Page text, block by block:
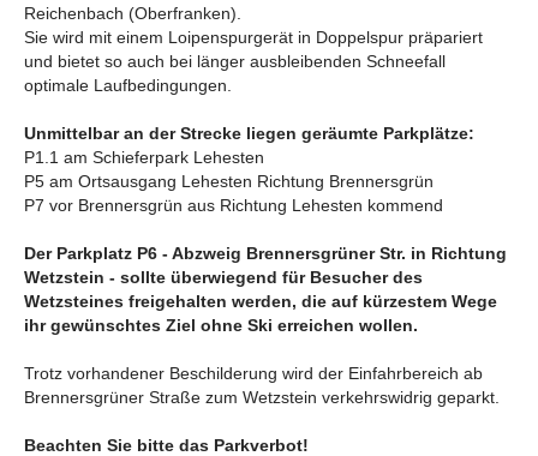
Reichenbach (Oberfranken).
Sie wird mit einem Loipenspurgerät in Doppelspur präpariert
und bietet so auch bei länger ausbleibenden Schneefall
optimale Laufbedingungen.
Unmittelbar an der Strecke liegen geräumte Parkplätze:
P1.1 am Schieferpark Lehesten
P5 am Ortsausgang Lehesten Richtung Brennersgrün
P7 vor Brennersgrün aus Richtung Lehesten kommend
Der Parkplatz P6 - Abzweig Brennersgrüner Str. in Richtung
Wetzstein - sollte überwiegend für Besucher des
Wetzsteines freigehalten werden, die auf kürzestem Wege
ihr gewünschtes Ziel ohne Ski erreichen wollen.
Trotz vorhandener Beschilderung wird der Einfahrbereich ab
Brennersgrüner Straße zum Wetzstein verkehrswidrig geparkt.
Beachten Sie bitte das Parkverbot!